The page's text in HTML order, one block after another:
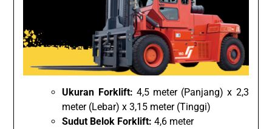
Ukuran Forklift: 4,5 meter (Panjang) x 2,3
meter (Lebar) x 3,15 meter (Tinggi)
Sudut Belok Forklift: 4,6 meter